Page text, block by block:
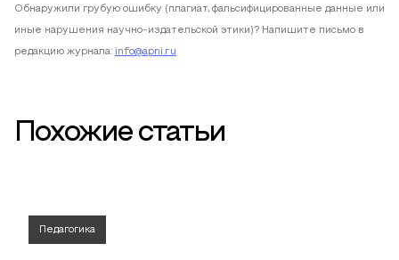
Обнаружили грубую ошибку (плагиат, фальсифицированные данные или
иные нарушения научно-издательской этики)? Напишите письмо в
редакцию журнала: info@apni.ru
Похожие статьи
Педагогика